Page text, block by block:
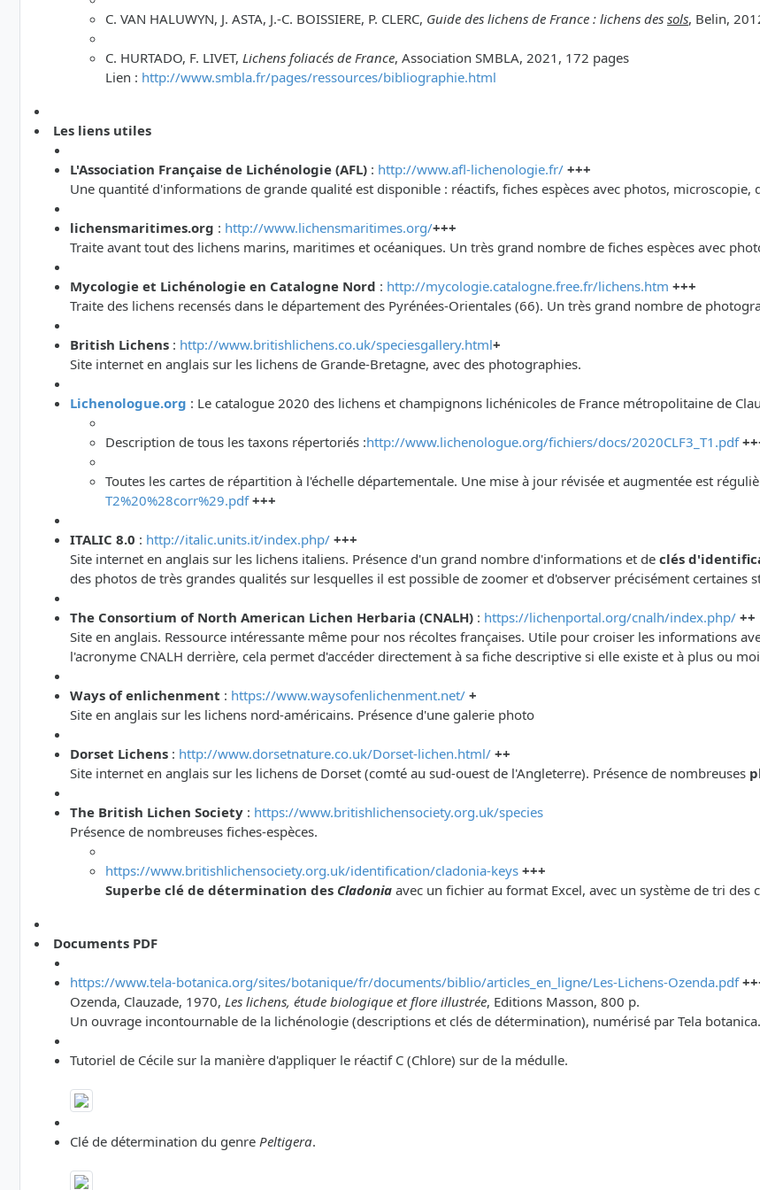
C. VAN HALUWYN, J. ASTA, J.-C. BOISSIERE, P. CLERC, Guide des lichens de France : lichens des sols, Belin,
C. HURTADO, F. LIVET, Lichens foliacés de France, Association SMBLA, 2021, 172 pages
Lien : http://www.smbla.fr/pages/ressources/bibliographie.html
Les liens utiles
L'Association Française de Lichénologie (AFL) : http://www.afl-lichenologie.fr/ +++
Une quantité d'informations de grande qualité est disponible : réactifs, fiches espèces avec photos,
lichensmaritimes.org : http://www.lichensmaritimes.org/+++
Traite avant tout des lichens marins, maritimes et océaniques. Un très grand nombre de fiches espèces avec
Mycologie et Lichénologie en Catalogne Nord : http://mycologie.catalogne.free.fr/lichens.htm +++
Traite des lichens recensés dans le département des Pyrénées-Orientales (66). Un très grand nombre de
British Lichens : http://www.britishlichens.co.uk/speciesgallery.html+
Site internet en anglais sur les lichens de Grande-Bretagne, avec des photographies.
Lichenologue.org : Le catalogue 2020 des lichens et champignons lichénicoles de France métropolitaine de
Description de tous les taxons répertoriés :http://www.lichenologue.org/fichiers/docs/2020CLF3_T1.pdf
Toutes les cartes de répartition à l'échelle départementale. Une mise à jour révisée et augmentée est
T2%20%28corr%29.pdf +++
ITALIC 8.0 : http://italic.units.it/index.php/ +++
Site internet en anglais sur les lichens italiens. Présence d'un grand nombre d'informations et de clés
des photos de très grandes qualités sur lesquelles il est possible de zoomer et d'observer précisément certaines
The Consortium of North American Lichen Herbaria (CNALH) : https://lichenportal.org/cnalh/index.php/ ++
Site en anglais. Ressource intéressante même pour nos récoltes françaises. Utile pour croiser les informations
l'acronyme CNALH derrière, cela permet d'accéder directement à sa fiche descriptive si elle existe et à plus ou
Ways of enlichenment : https://www.waysofenlichenment.net/ +
Site en anglais sur les lichens nord-américains. Présence d'une galerie photo
Dorset Lichens : http://www.dorsetnature.co.uk/Dorset-lichen.html/ ++
Site internet en anglais sur les lichens de Dorset (comté au sud-ouest de l'Angleterre). Présence de nombreuses
The British Lichen Society : https://www.britishlichensociety.org.uk/species
Présence de nombreuses fiches-espèces.
https://www.britishlichensociety.org.uk/identification/cladonia-keys +++
Superbe clé de détermination des Cladonia avec un fichier au format Excel, avec un système de tri des
Documents PDF
https://www.tela-botanica.org/sites/botanique/fr/documents/biblio/articles_en_ligne/Les-Lichens-Ozenda.pdf
Ozenda, Clauzade, 1970, Les lichens, étude biologique et flore illustrée, Editions Masson, 800 p.
Un ouvrage incontournable de la lichénologie (descriptions et clés de détermination), numérisé par Tela botanica.
Tutoriel de Cécile sur la manière d'appliquer le réactif C (Chlore) sur de la médulle.
Clé de détermination du genre Peltigera.